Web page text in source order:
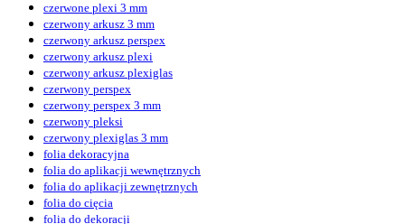
czerwone plexi 3 mm
czerwony arkusz 3 mm
czerwony arkusz perspex
czerwony arkusz plexi
czerwony arkusz plexiglas
czerwony perspex
czerwony perspex 3 mm
czerwony pleksi
czerwony plexiglas 3 mm
folia dekoracyjna
folia do aplikacji wewnętrznych
folia do aplikacji zewnętrznych
folia do cięcia
folia do dekoracji